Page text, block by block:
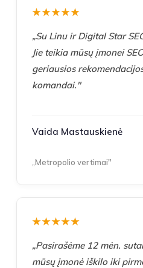
★★★★★
„Su Linu ir Digital Star
Jie teikia mūsų įmonei
geriausios
komandai."
Vaida Mastauskienė
„Metropolio vertimai"
★★★★★
„Pasirašėme 12 mėn.
mūsų įmonė iškilo iki